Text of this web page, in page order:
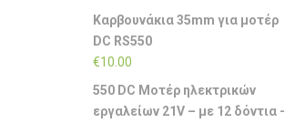
Καρβουνάκια 35mm για μοτέρ
DC RS550
€10.00
550 DC Μοτέρ ηλεκτρικών
εργαλείων 21V – με 12 δόντια -